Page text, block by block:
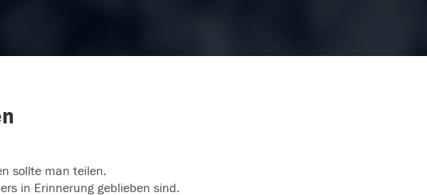
sollte man teilen.
in Erinnerung geblieben sind.